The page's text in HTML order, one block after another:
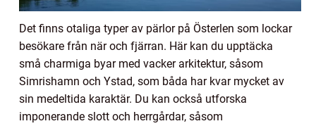
Det finns otaliga typer av pärlor på Österlen som lockar
besökare från när och fjärran. Här kan du upptäcka
små charmiga byar med vacker arkitektur, såsom
Simrishamn och Ystad, som båda har kvar mycket av
sin medeltida karaktär. Du kan också utforska
imponerande slott och herrgårdar, såsom